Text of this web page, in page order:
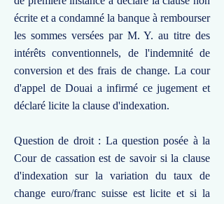
écrite et a condamné la banque à rembourser
les sommes versées par M. Y. au titre des
intérêts conventionnels, de l'indemnité de
conversion et des frais de change. La cour
d'appel de Douai a infirmé ce jugement et
déclaré licite la clause d'indexation.
Question de droit : La question posée à la
Cour de cassation est de savoir si la clause
d'indexation sur la variation du taux de
change euro/franc suisse est licite et si la